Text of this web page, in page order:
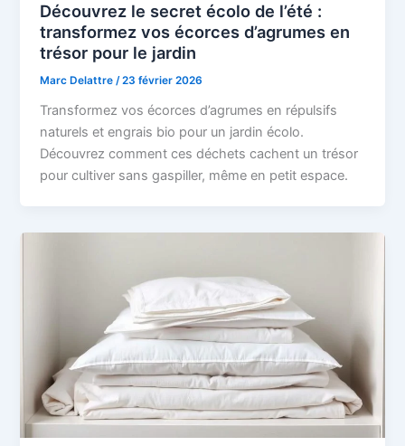
Découvrez le secret écolo de l’été :
transformez vos écorces d’agrumes en
trésor pour le jardin
Marc Delattre/23 février 2026
Transformez vos écorces d’agrumes en répulsifs
naturels et engrais bio pour un jardin écolo.
Découvrez comment ces déchets cachent un trésor
pour cultiver sans gaspiller, même en petit espace.